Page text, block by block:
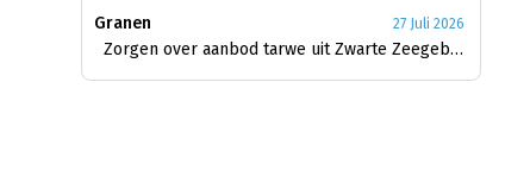
Granen 27 Juli 2026
Zorgen over aanbod tarwe uit Zwarte Zeegebied